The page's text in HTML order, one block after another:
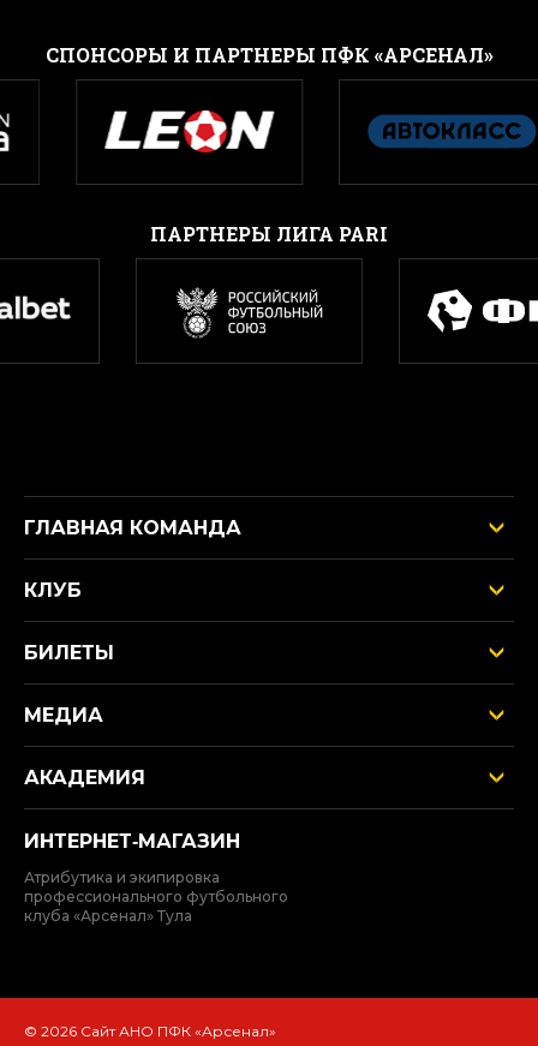
CПОНСОРЫ И ПАРТНЕРЫ ПФК «АРСЕНАЛ»
ПАРТНЕРЫ ЛИГА PARI
ГЛАВНАЯ КОМАНДА
КЛУБ
БИЛЕТЫ
МЕДИА
АКАДЕМИЯ
ИНТЕРНЕТ‑МАГАЗИН
Атрибутика и экипировка
профессионального футбольного
клуба «Арсенал» Тула
© 2026 Сайт АНО ПФК «Арсенал»